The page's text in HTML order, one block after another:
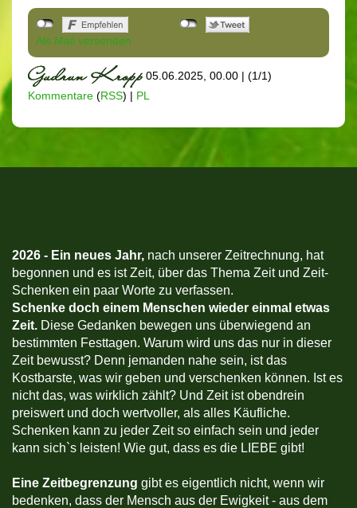
Als Mail versenden
05.06.2025, 00.00 | (1/1)
Kommentare (RSS) | PL
2026 - Ein neues Jahr, nach unserer Zeitrechnung, hat
begonnen und es ist Zeit, über das Thema Zeit und Zeit-
Schenken ein paar Worte zu verfassen.
Schenke doch einem Menschen wieder einmal etwas
Zeit. Diese Gedanken bewegen uns überwiegend an
bestimmten Festtagen. Warum wird uns das nur in dieser
Zeit bewusst? Denn jemanden nahe sein, ist das
Kostbarste, was wir geben und verschenken können. Ist es
nicht das, was wirklich zählt? Und Zeit ist obendrein
preiswert und doch wertvoller, als alles Käufliche.
Schenken kann zu jeder Zeit so einfach sein und jeder
kann sich`s leisten! Wie gut, dass es die LIEBE gibt!
Eine Zeitbegrenzung gibt es eigentlich nicht, wenn wir
bedenken, dass der Mensch aus der Ewigkeit - aus dem